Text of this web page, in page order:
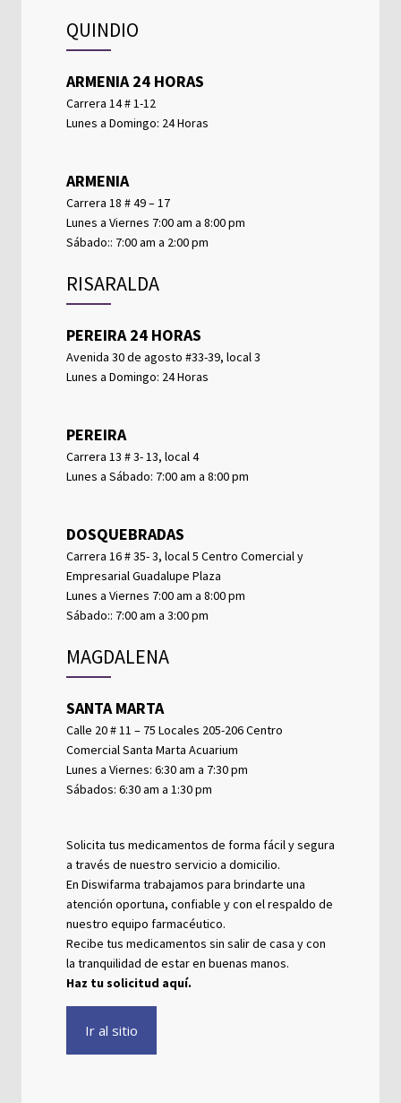
QUINDIO
ARMENIA 24 HORAS
Carrera 14 # 1-12
Lunes a Domingo: 24 Horas
ARMENIA
Carrera 18 # 49 – 17
Lunes a Viernes 7:00 am a 8:00 pm
Sábado:: 7:00 am a 2:00 pm
RISARALDA
PEREIRA 24 HORAS
Avenida 30 de agosto #33-39, local 3
Lunes a Domingo: 24 Horas
PEREIRA
Carrera 13 # 3- 13, local 4
Lunes a Sábado: 7:00 am a 8:00 pm
DOSQUEBRADAS
Carrera 16 # 35- 3, local 5 Centro Comercial y
Empresarial Guadalupe Plaza
Lunes a Viernes 7:00 am a 8:00 pm
Sábado:: 7:00 am a 3:00 pm
MAGDALENA
SANTA MARTA
Calle 20 # 11 – 75 Locales 205-206 Centro
Comercial Santa Marta Acuarium
Lunes a Viernes: 6:30 am a 7:30 pm
Sábados: 6:30 am a 1:30 pm
Solicita tus medicamentos de forma fácil y segura
a través de nuestro servicio a domicilio.
En Diswifarma trabajamos para brindarte una
atención oportuna, confiable y con el respaldo de
nuestro equipo farmacéutico.
Recibe tus medicamentos sin salir de casa y con
la tranquilidad de estar en buenas manos.
Haz tu solicitud aquí.
Ir al sitio